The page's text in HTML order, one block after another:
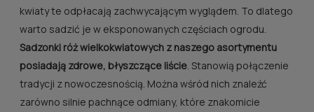
kwiaty te odpłacają zachwycającym wyglądem. To dlatego
warto sadzić je w eksponowanych częściach ogrodu.
Sadzonki róż wielkokwiatowych z naszego asortymentu
posiadają zdrowe, błyszczące liście . Stanowią połączenie
tradycji z nowoczesnością. Można wśród nich znaleźć
zarówno silnie pachnące odmiany, które znakomicie